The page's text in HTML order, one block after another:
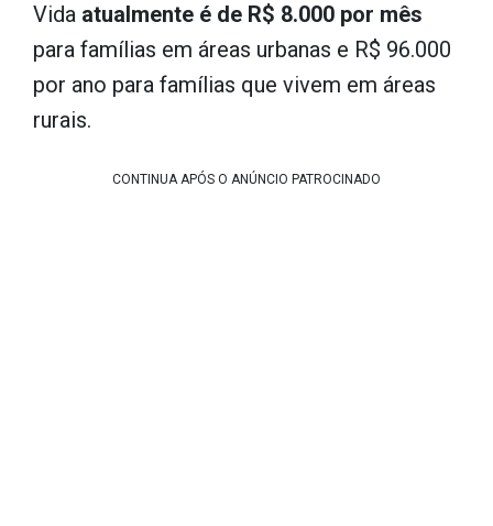
Vida atualmente é de R$ 8.000 por mês
para famílias em áreas urbanas e R$ 96.000
por ano para famílias que vivem em áreas
rurais.
CONTINUA APÓS O ANÚNCIO PATROCINADO